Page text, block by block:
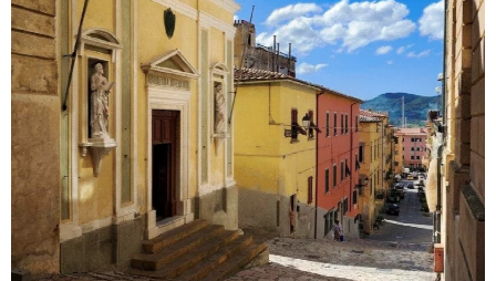
ю на 224 квадратных километрах
Свергнутый император за десять месяцев превратил крошеч
ный тосканский остров в образцовое государство: дороги, ша
хты, театр и традицию вручения ключей от винного погреба
вместо городских.
Путешествия 7 711